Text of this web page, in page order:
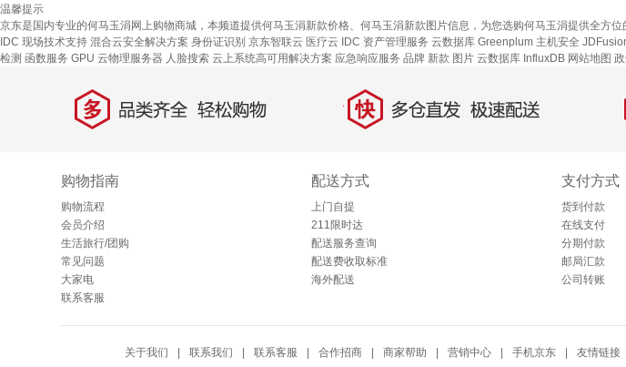
温馨提示
京东是国内专业的何马玉涓网上购物商城，本频道提供何马玉涓新款价格、何马玉涓新款图片信息，为您选购何马玉涓提供全方
IDC 现场技术支持 混合云安全解决方案 身份证识别 京东智联云 医疗云 IDC 资产管理服务 云数据库 Greenplum 主机安全
检测 函数服务 GPU 云物理服务器 人脸搜索 云上系统高可用解决方案 应急响应服务 品牌 新款 图片 云数据库 InfluxDB 网站地图
多 品类齐全，轻松购物 快 多仓直发，极速配送
购物指南
购物流程
会员介绍
生活旅行/团购
常见问题
大家电
联系客服
配送方式
上门自提
211限时达
配送服务查询
配送费收取标准
海外配送
支付方式
货到付款
在线支付
分期付款
邮局汇款
公司转账
关于我们 联系我们 联系客服 合作招商 商家帮助 营销中心 手机京东 友情链接